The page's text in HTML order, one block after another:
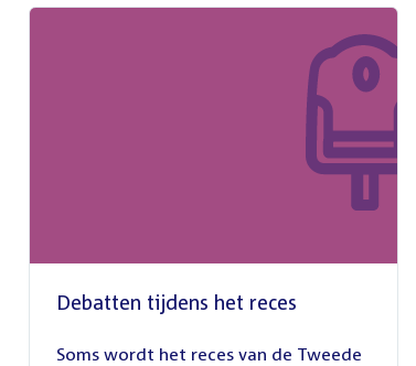
Debatten tijdens het reces
juli
Soms wordt het reces van de Tweede